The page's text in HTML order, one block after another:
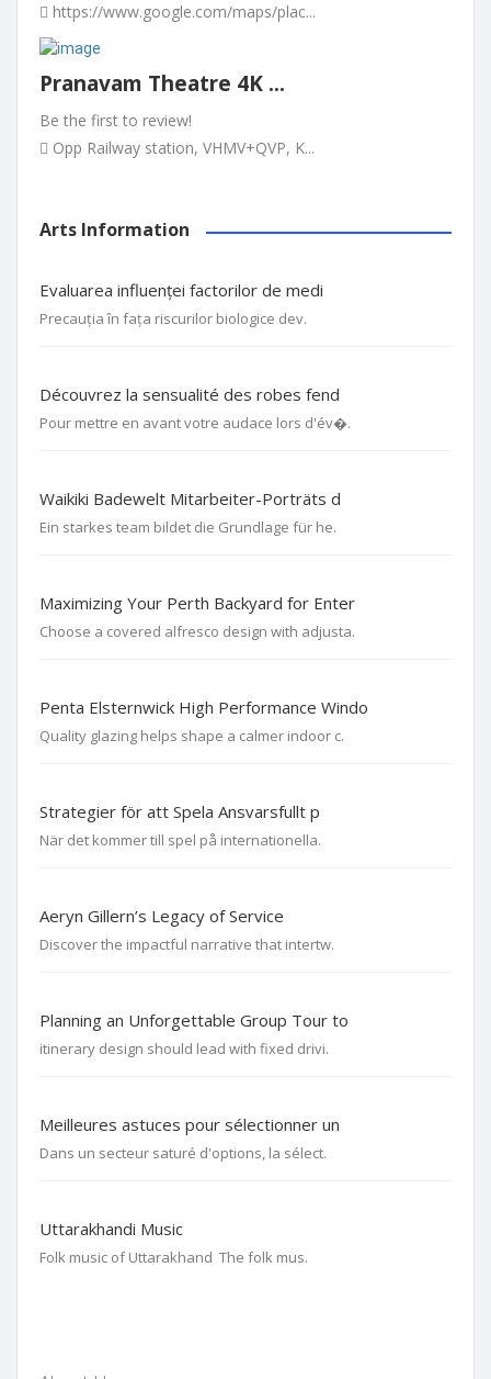
https://www.google.com/maps/plac...
Pranavam Theatre 4K ...
Be the first to review!
Opp Railway station, VHMV+QVP, K...
Arts Information
Evaluarea influenței factorilor de medi
Precauția în fața riscurilor biologice dev.
Découvrez la sensualité des robes fend
Pour mettre en avant votre audace lors d'év�.
Waikiki Badewelt Mitarbeiter-Porträts d
Ein starkes team bildet die Grundlage für he.
Maximizing Your Perth Backyard for Enter
Choose a covered alfresco design with adjusta.
Penta Elsternwick High Performance Windo
Quality glazing helps shape a calmer indoor c.
Strategier för att Spela Ansvarsfullt p
När det kommer till spel på internationella.
Aeryn Gillern’s Legacy of Service
Discover the impactful narrative that intertw.
Planning an Unforgettable Group Tour to
itinerary design should lead with fixed drivi.
Meilleures astuces pour sélectionner un
Dans un secteur saturé d'options, la sélect.
Uttarakhandi Music
Folk music of Uttarakhand The folk mus.